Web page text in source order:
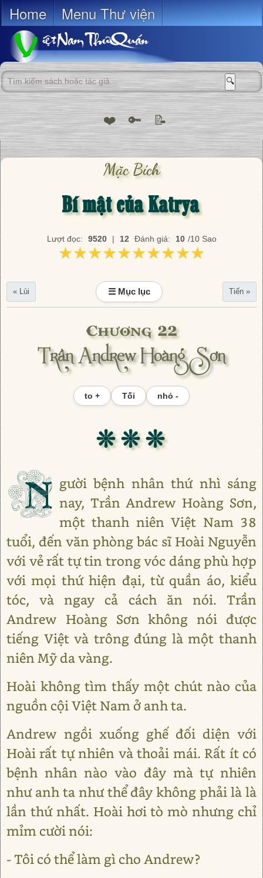
Home Menu Thư viện
🔍
❤️ 🔑 📝
Mặc Bích
Bí mật của Katrya
Lượt đọc: 9520 | 12 Đánh giá: 10 /10 Sao
★★★★★★★★★★
★★★★★★★★★★
« Lùi ☰ Mục lục Tiến »
Chương 22
Trần Andrew Hoàng Sơn
to + Tối nhỏ -
❊ ❊ ❊
N gười bệnh nhân thứ nhì sáng
nay, Trần Andrew Hoàng Sơn,
một thanh niên Việt Nam 38
tuổi, đến văn phòng bác sĩ Hoài Nguyễn
với vẻ rất tự tin trong vóc dáng phù hợp
với mọi thứ hiện đại, từ quần áo, kiểu
tóc, và ngay cả cách ăn nói. Trần
Andrew Hoàng Sơn không nói được
tiếng Việt và trông đúng là một thanh
niên Mỹ da vàng.
Hoài không tìm thấy một chút nào của
nguồn cội Việt Nam ở anh ta.
Andrew ngồi xuống ghế đối diện với
Hoài rất tự nhiên và thoải mái. Rất ít có
bệnh nhân nào vào đây mà tự nhiên
như anh ta như thể đây không phải là là
lần thứ nhất. Hoài hơi tò mò nhưng chỉ
mỉm cười nói:
- Tôi có thể làm gì cho Andrew?